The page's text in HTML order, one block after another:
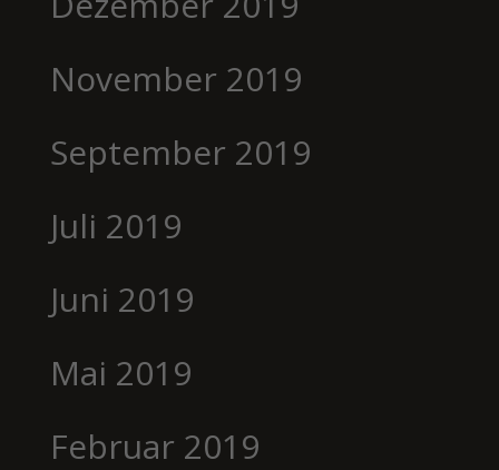
November 2019
September 2019
Juli 2019
Juni 2019
Mai 2019
Februar 2019